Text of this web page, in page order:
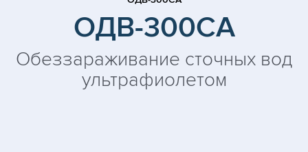
ОДВ-300СА
Обеззараживание сточных вод
ультрафиолетом